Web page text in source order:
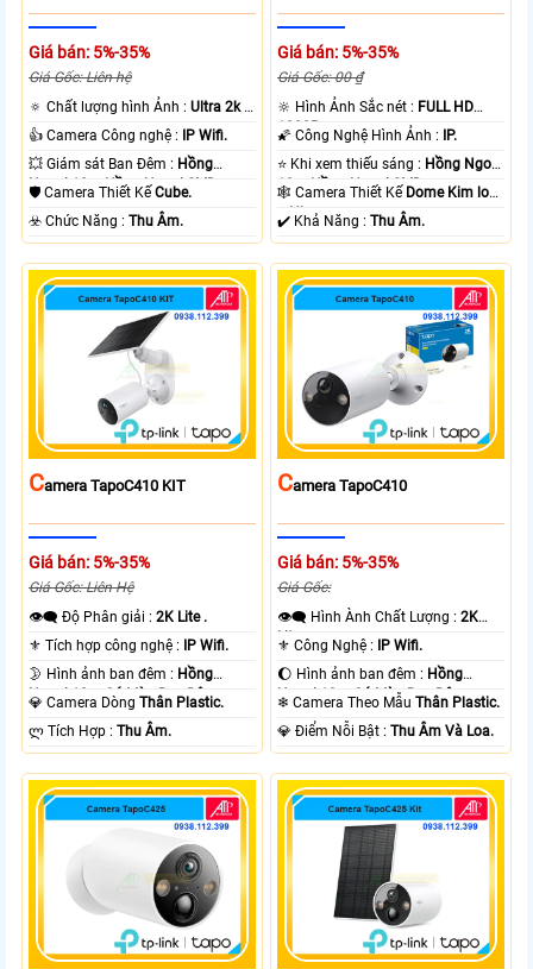
Giá bán: 5%-35%
Giá Gốc: Liên hệ
🔅 Chất lượng hình Ảnh :Ultra 2k +
.
👍 Camera Công nghệ :
IP Wifi.
💥 Giám sát Ban Đêm : Hồng
Ngoại 10m Hồng Ngoại SMD.
🛡 Camera Thiết KếCube.
️☣️ Chức Năng :Thu Âm.
Giá bán: 5%-35%
Giá Gốc: 00 ₫
🔆 Hình Ảnh Sắc nét : FULL HD
1080P .
🌠 Công Nghệ Hình Ảnh :
IP.
⭐ Khi xem thiếu sáng : Hồng Ngoại
10m Hồng Ngoại SMD.
🕸️ Camera Thiết Kế Dome Kim loại
+ Nhựa.
️✔️ Khả Năng :Thu Âm.
CAmera TapoC410 KIT
Giá bán: 5%-35%
Giá Gốc: Liên Hệ
👁️‍🗨 Độ Phân giải :2K Lite .
⚜️ Tích hợp công nghệ :
IP Wifi.
🌛 Hình ảnh ban đêm : Hồng
Ngoại 10m Có Màu Ban Ðêm.
💎 Camera DòngThân Plastic.
️ლ Tích Hợp :Thu Âm.
CAmera TapoC410
Giá bán: 5%-35%
Giá Gốc:
👁️‍🗨 Hình Ành Chất Lượng :2K
Lite .
⚜️ Công Nghệ :
IP Wifi.
🌔 Hình ảnh ban đêm : Hồng
Ngoại 10m Có Màu Ban Ðêm.
❄ Camera Theo MẫuThân Plastic.
️💎 Điểm Nỗi Bật :Thu Âm Và Loa.